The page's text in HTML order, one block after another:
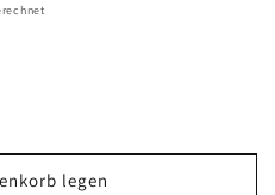
legen